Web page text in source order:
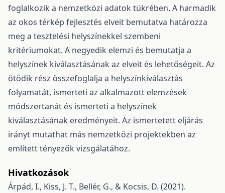
foglalkozik a nemzetközi adatok tükrében. A harmadik
az okos térkép fejlesztés elveit bemutatva határozza
meg a tesztelési helyszínekkel szembeni
kritériumokat. A negyedik elemzi és bemutatja a
helyszínek kiválasztásának az elveit és lehetőségeit. Az
ötödik rész összefoglalja a helyszínkiválasztás
folyamatát, ismerteti az alkalmazott elemzések
módszertanát és ismerteti a helyszínek
kiválasztásának eredményeit. Az ismertetett eljárás
irányt mutathat más nemzetközi projektekben az
említett tényezők vizsgálatához.
Hivatkozások
Árpád, I., Kiss, J. T., Bellér, G., & Kocsis, D. (2021).